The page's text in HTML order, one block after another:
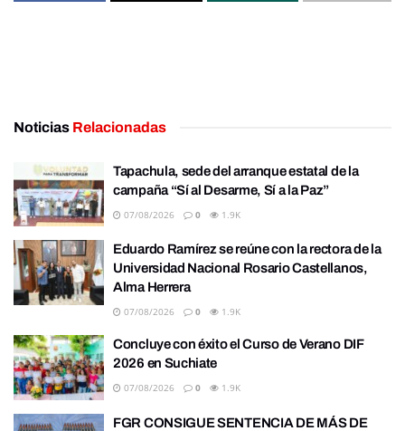
Noticias Relacionadas
Tapachula, sede del arranque estatal de la
campaña “Sí al Desarme, Sí a la Paz”
07/08/2026 0 1.9K
Eduardo Ramírez se reúne con la rectora de la
Universidad Nacional Rosario Castellanos,
Alma Herrera
07/08/2026 0 1.9K
Concluye con éxito el Curso de Verano DIF
2026 en Suchiate
07/08/2026 0 1.9K
FGR CONSIGUE SENTENCIA DE MÁS DE